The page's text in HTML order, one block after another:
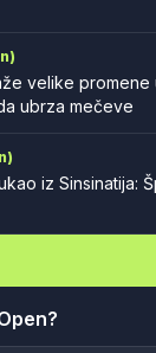
velike promene
ubrza mečeve
iz Sinsinatija: